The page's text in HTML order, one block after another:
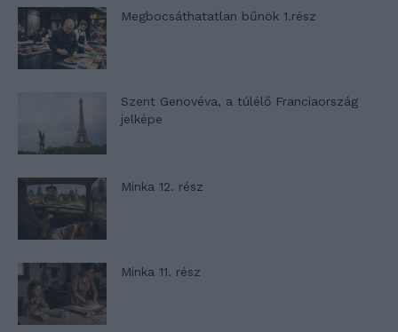
Megbocsáthatatlan bűnök 1.rész
Szent Genovéva, a túlélő Franciaország
jelképe
Minka 12. rész
Minka 11. rész